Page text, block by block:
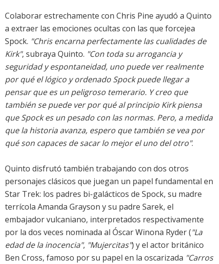
Colaborar estrechamente con Chris Pine ayudó a Quinto
a extraer las emociones ocultas con las que forcejea
Spock. "Chris encarna perfectamente las cualidades de
Kirk", subraya Quinto. "Con toda su arrogancia y
seguridad y espontaneidad, uno puede ver realmente
por qué el lógico y ordenado Spock puede llegar a
pensar que es un peligroso temerario. Y creo que
también se puede ver por qué al principio Kirk piensa
que Spock es un pesado con las normas. Pero, a medida
que la historia avanza, espero que también se vea por
qué son capaces de sacar lo mejor el uno del otro".
Quinto disfrutó también trabajando con dos otros
personajes clásicos que juegan un papel fundamental en
Star Trek: los padres bi-galácticos de Spock, su madre
terrícola Amanda Grayson y su padre Sarek, el
embajador vulcaniano, interpretados respectivamente
por la dos veces nominada al Óscar Winona Ryder ("La
edad de la inocencia", "Mujercitas") y el actor británico
Ben Cross, famoso por su papel en la oscarizada "Carros